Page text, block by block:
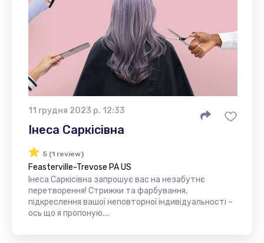
11 грудня 2023 р. 12:33
Інеса Саркісівна
5 (1 review)
Feasterville-Trevose PA US
Інеса Саркісівна запрошує вас на незабутнє
перетворення! Стрижки та фарбування,
підкреслення вашої неповторної індивідуальності –
ось що я пропоную....